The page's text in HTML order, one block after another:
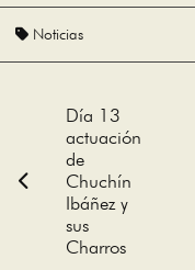
Noticias
de
entradas
Día 13
actuación
de
Chuchín
Ibáñez y
sus
Charros